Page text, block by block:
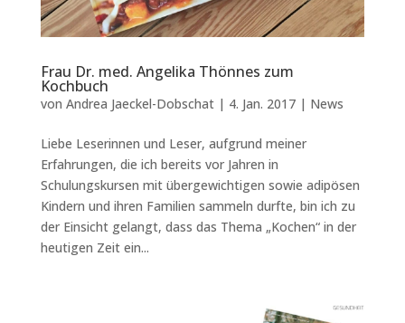
Frau Dr. med. Angelika Thönnes zum
Kochbuch
von Andrea Jaeckel-Dobschat| 4. Jan. 2017| News
Liebe Leserinnen und Leser, aufgrund meiner
Erfahrungen, die ich bereits vor Jahren in
Schulungskursen mit übergewichtigen sowie adipösen
Kindern und ihren Familien sammeln durfte, bin ich zu
der Einsicht gelangt, dass das Thema „Kochen“ in der
heutigen Zeit ein...